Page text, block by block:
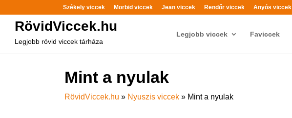
Székely viccek Morbid viccek Jean viccek Rendőr viccek Anyós viccek
RövidViccek.hu
Legjobb rövid viccek tárháza
Legjobb viccek Faviccek
Mint a nyulak
RövidViccek.hu » Nyuszis viccek » Mint a nyulak